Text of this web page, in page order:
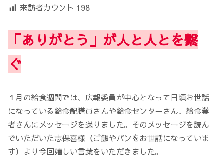
来訪者カウント 198
「ありがとう」が人と人とを繋
ぐ
１月の給食週間では、広報委員が中心となって日頃お世話
になっている給食配膳員さんや給食センターさん、給食業
者さんにメッセージを送りました。そのメッセージを読ん
でいただいた志保喜様（ご飯やパンをお世話になっていま
す）より今回嬉しい言葉をいただきました。